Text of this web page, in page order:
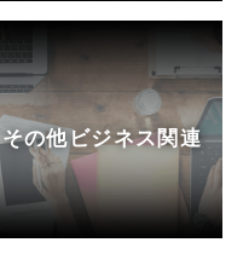
その他ビジネス関連